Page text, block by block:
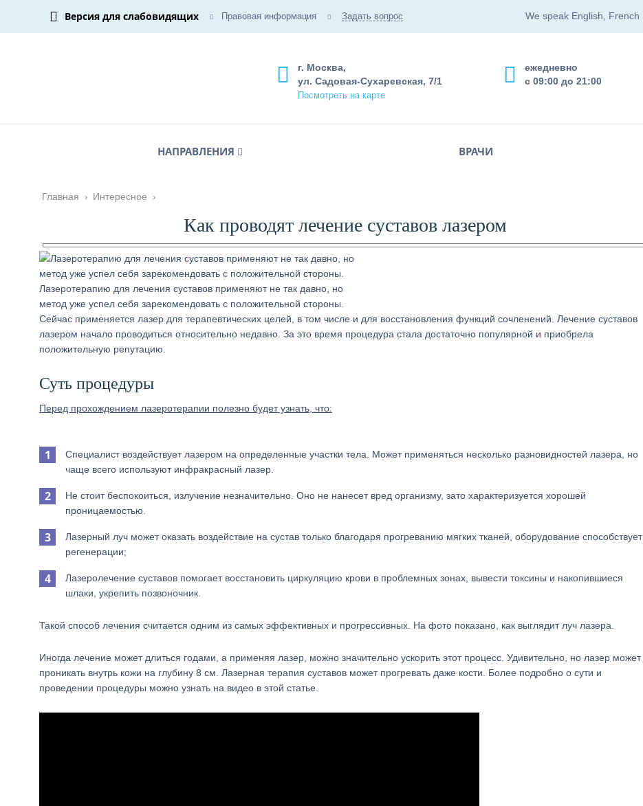
Версия для слабовидящих Правовая информация Задать вопрос We speak English, French
ежедневно
с 09:00 до 21:00
г. Москва,
ул. Садовая-Сухаревская, 7/1
Посмотреть на карте
НАПРАВЛЕНИЯ ВРАЧИ
Главная › Интересное ›
Как проводят лечение суставов лазером
Лазеротерапию для лечения суставов применяют не так давно, но
метод уже успел себя зарекомендовать с положительной стороны.
Сейчас применяется лазер для терапевтических целей, в том числе и для восстановления функций сочленений. Лечение суставов
лазером начало проводиться относительно недавно. За это время процедура стала достаточно популярной и приобрела
положительную репутацию.
Суть процедуры
Перед прохождением лазеротерапии полезно будет узнать, что:
Специалист воздействует лазером на определенные участки тела. Может применяться несколько разновидностей лазера, но
чаще всего используют инфракрасный лазер.
Не стоит беспокоиться, излучение незначительно. Оно не нанесет вред организму, зато характеризуется хорошей
проницаемостью.
Лазерный луч может оказать воздействие на сустав только благодаря прогреванию мягких тканей, оборудование способствует
регенерации;
Лазеролечение суставов помогает восстановить циркуляцию крови в проблемных зонах, вывести токсины и накопившиеся
шлаки, укрепить позвоночник.
Такой способ лечения считается одним из самых эффективных и прогрессивных. На фото показано, как выглядит луч лазера.
Иногда лечение может длиться годами, а применяя лазер, можно значительно ускорить этот процесс. Удивительно, но лазер может
проникать внутрь кожи на глубину 8 см. Лазерная терапия суставов может прогревать даже кости. Более подробно о сути и
проведении процедуры можно узнать на видео в этой статье.